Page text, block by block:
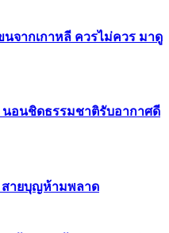
นจากเกาหลี ควรไม่ควร มาดู
นอนชิดธรรมชาติรับอากาศดี
สายบุญห้ามพลาด